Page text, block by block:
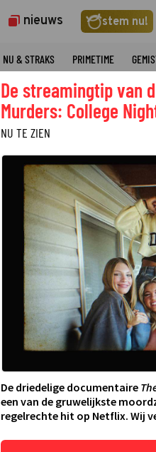
nieuws stem nu!
NU & STRAKS PRIMETIME
De streamingtip van
Murders: College
NU TE ZIEN
De driedelige documentaire
een van de gruwelijkste
regelrechte hit op Netflix. Wij